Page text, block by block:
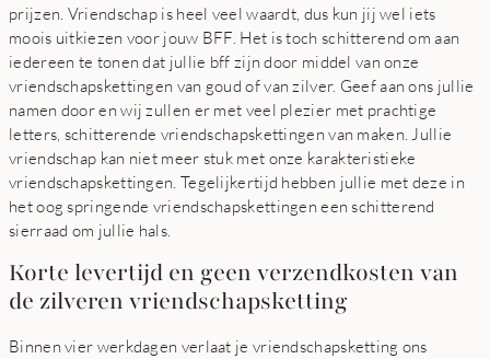
prijzen. Vriendschap is heel veel waardt, dus kun jij wel iets
moois uitkiezen voor jouw BFF. Het is toch schitterend om aan
iedereen te tonen dat jullie bff zijn door middel van onze
vriendschapskettingen van goud of van zilver. Geef aan ons jullie
namen door en wij zullen er met veel plezier met prachtige
letters, schitterende vriendschapskettingen van maken. Jullie
vriendschap kan niet meer stuk met onze karakteristieke
vriendschapskettingen. Tegelijkertijd hebben jullie met deze in
het oog springende vriendschapskettingen een schitterend
sierraad om jullie hals.
Korte levertijd en geen verzendkosten van
de zilveren vriendschapsketting
Binnen vier werkdagen verlaat je vriendschapsketting ons